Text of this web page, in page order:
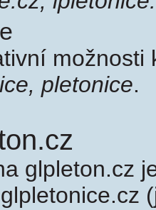
pletonice.
glpleton.cz